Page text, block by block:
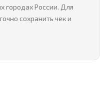
городах России. Для
сохранить чек и